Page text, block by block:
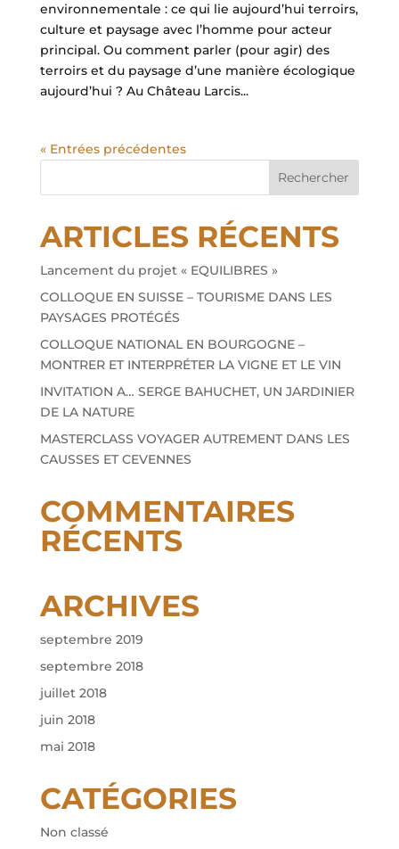
environnementale : ce qui lie aujourd’hui terroirs,
culture et paysage avec l’homme pour acteur
principal. Ou comment parler (pour agir) des
terroirs et du paysage d’une manière écologique
aujourd’hui ? Au Château Larcis...
« Entrées précédentes
ARTICLES RÉCENTS
Lancement du projet « EQUILIBRES »
COLLOQUE EN SUISSE – TOURISME DANS LES
PAYSAGES PROTÉGÉS
COLLOQUE NATIONAL EN BOURGOGNE –
MONTRER ET INTERPRÉTER LA VIGNE ET LE VIN
INVITATION A… SERGE BAHUCHET, UN JARDINIER
DE LA NATURE
MASTERCLASS VOYAGER AUTREMENT DANS LES
CAUSSES ET CEVENNES
COMMENTAIRES
RÉCENTS
ARCHIVES
septembre 2019
septembre 2018
juillet 2018
juin 2018
mai 2018
CATÉGORIES
Non classé